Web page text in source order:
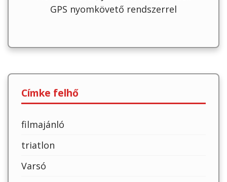
GPS nyomkövető rendszerrel
Címke felhő
filmajánló
triatlon
Varsó